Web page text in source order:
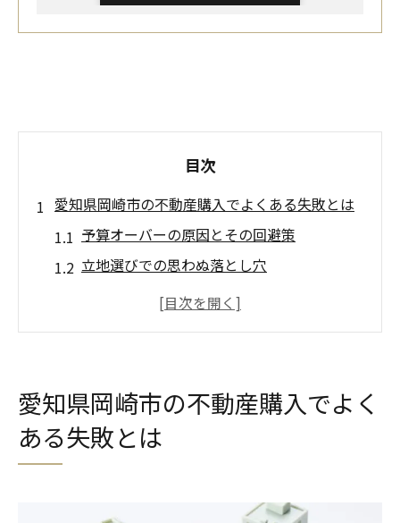
目次
愛知県岡崎市の不動産購入でよくある失敗とは
予算オーバーの原因とその回避策
立地選びでの思わぬ落とし穴
物件調査の不足が招くトラブル
不動産業者選びで気をつけるべきポイント
不動産購入で失敗しないための重要なチェック
ポイント
信頼できる不動産業者の見極め方
愛知県岡崎市の不動産購入でよく
ある失敗とは